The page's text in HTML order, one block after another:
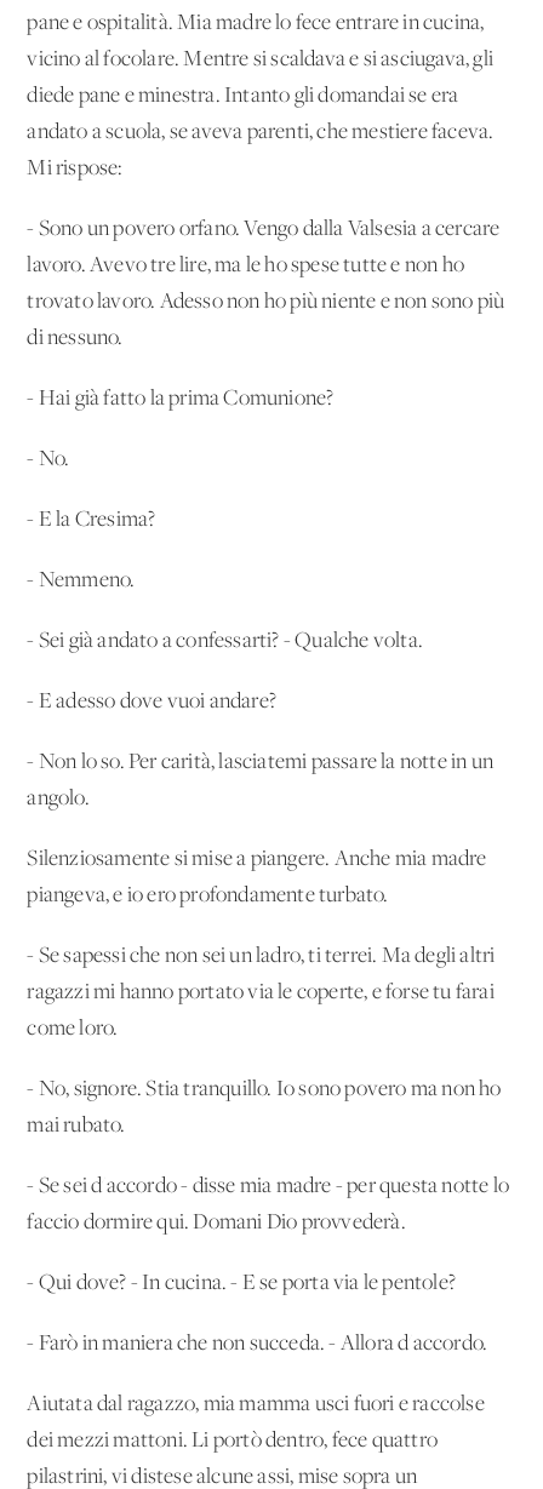
pane e ospitalità. Mia madre lo fece entrare in cucina,
vicino al focolare. Mentre si scaldava e si asciugava, gli
diede pane e minestra. Intanto gli domandai se era
andato a scuola, se aveva parenti, che mestiere faceva.
Mi rispose:
- Sono un povero orfano. Vengo dalla Valsesia a cercare
lavoro. Avevo tre lire, ma le ho spese tutte e non ho
trovato lavoro. Adesso non ho più niente e non sono più
di nessuno.
- Hai già fatto la prima Comunione?
- No.
- E la Cresima?
- Nemmeno.
- Sei già andato a confessarti? - Qualche volta.
- E adesso dove vuoi andare?
- Non lo so. Per carità, lasciatemi passare la notte in un
angolo.
Silenziosamente si mise a piangere. Anche mia madre
piangeva, e io ero profondamente turbato.
- Se sapessi che non sei un ladro, ti terrei. Ma degli altri
ragazzi mi hanno portato via le coperte, e forse tu farai
come loro.
- No, signore. Stia tranquillo. Io sono povero ma non ho
mai rubato.
- Se sei d'accordo - disse mia madre - per questa notte lo
faccio dormire qui. Domani Dio provvederà.
- Qui dove? - In cucina. - E se porta via le pentole?
- Farò in maniera che non succeda. - Allora d'accordo.
Aiutata dal ragazzo, mia mamma usci fuori e raccolse
dei mezzi mattoni. Li portò dentro, fece quattro
pilastrini, vi distese alcune assi, mise sopra un